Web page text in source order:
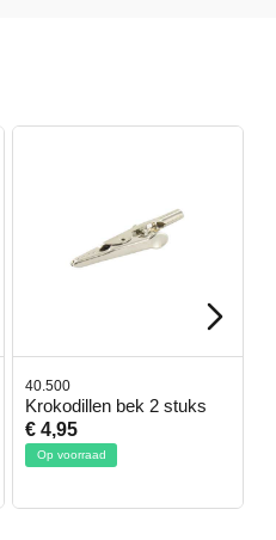
40.500
Krokodillen bek 2 stuks
€ 4,95
Op voorraad